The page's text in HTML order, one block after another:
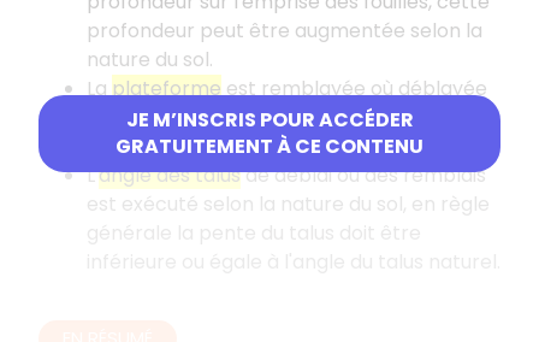
JE M’INSCRIS POUR ACCÉDER
GRATUITEMENT À CE CONTENU
profondeur peut être augmentée selon la
nature du sol.
Laplateformeest remblayée où déblayée
à la cote voulue selon les plans de coupe et
d'implantation.
L'angle des talusde déblai ou des remblais
est exécuté selon la nature du sol, en règle